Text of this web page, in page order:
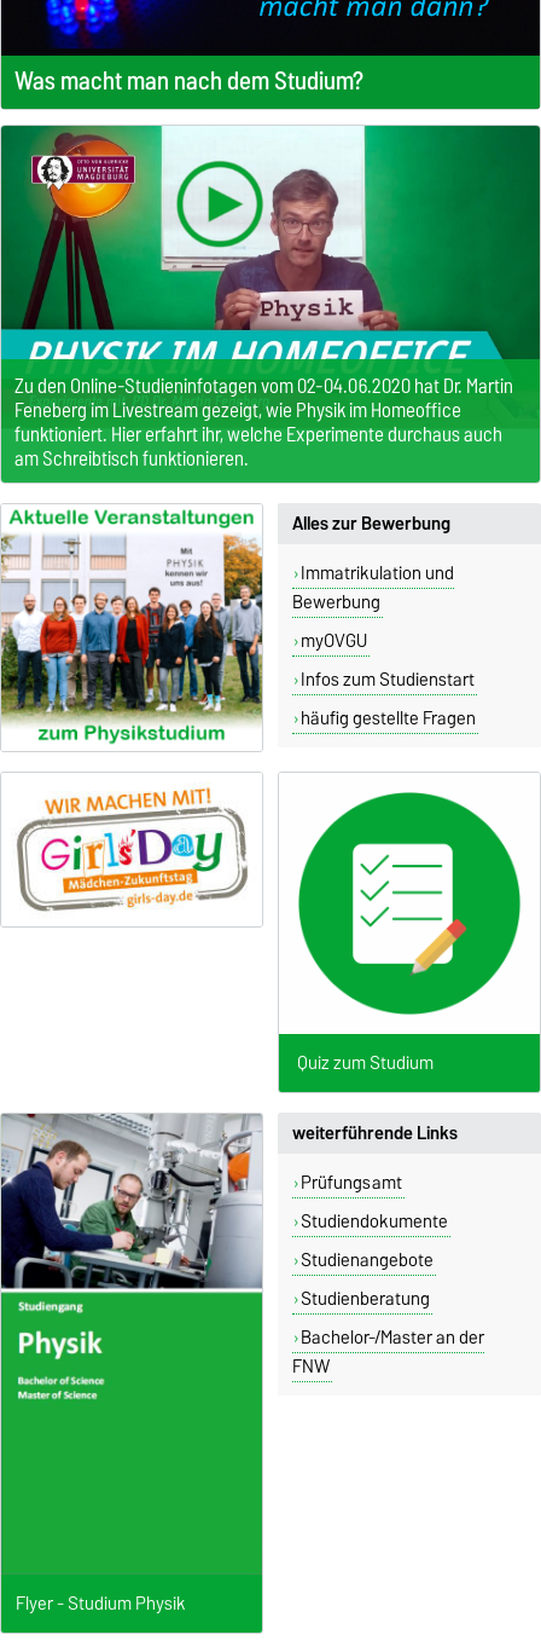
Was macht man nach dem Studium?
Zu den Online-Studieninfotagen vom 02-04.06.2020 hat Dr. Martin
Feneberg im Livestream gezeigt, wie Physik im Homeoffice
funktioniert. Hier erfahrt ihr, welche Experimente durchaus auch
am Schreibtisch funktionieren.
weiterführende Links
Prüfungsamt
Studiendokumente
Studienangebote
Studienberatung
Bachelor-/Master an der
FNW
Flyer - Studium Physik
Quiz zum Studium
Alles zur Bewerbung
Immatrikulation und
Bewerbung
myOVGU
Infos zum Studienstart
häufig gestellte Fragen